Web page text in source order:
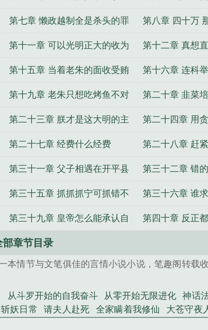
第七章 懒政越制全是杀头的罪 第八章 四十万
头
第十一章 可以光明正大的收为
何要去抢
第十二章 真想
的脑袋
第十五章 当着老朱的面收受贿
赂
第十六章 连科
第十九章 老朱只想吃烤鱼不对
是杀贪官
第二十章 韭菜
于到收割
第二十三章 朕才是这大明的主
人
第二十四章 用
官
第二十七章 经费什么经费 第二十八章 赶
第三十一章 父子相遇在开平县
衙
第三十二章 错
第三十五章 抓抓抓宁可抓错不
可放过
第三十六章 谁
审理
第三十九章 皇帝怎么能承认自
己错了呢
第四十章 反正
部章节目录
本情节与文笔俱佳的言情小说小说，笔趣阁转载
从斗罗开始的自我奋斗 从零开始无限进化
神话
妖日常 请夫人赴死 全家瞒着我修仙 大苍守夜